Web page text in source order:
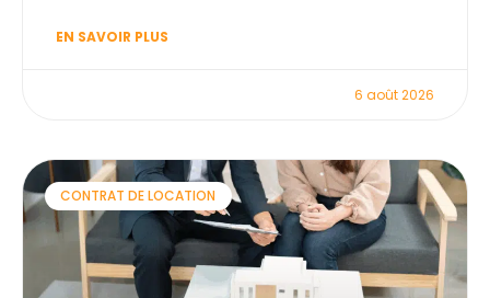
EN SAVOIR PLUS
6 août 2026
CONTRAT DE LOCATION